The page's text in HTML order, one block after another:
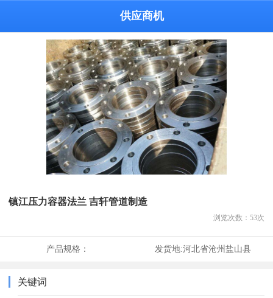
供应商机
镇江压力容器法兰 吉轩管道制造
浏览次数： 53次
产品规格： 发货地:河北省沧州盐山县
关键词